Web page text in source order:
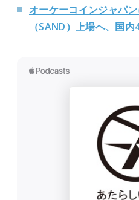
オーケーコインジャパ
（SAND）上場へ、国内